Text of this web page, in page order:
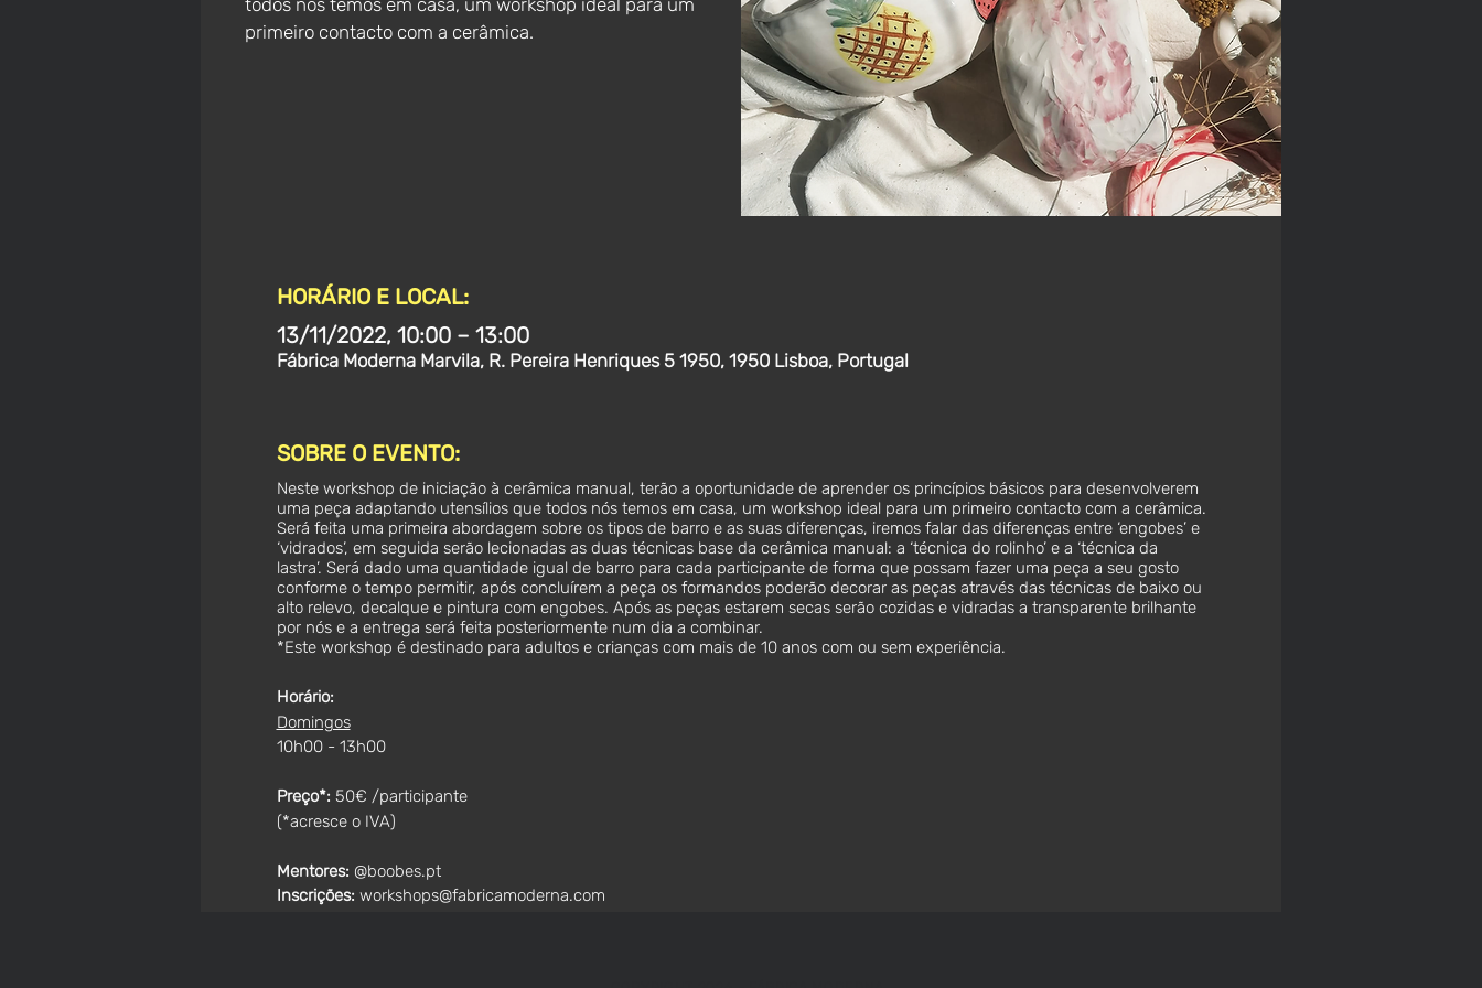
primeiro contacto com a cerâmica.
HORÁRIO E LOCAL:
13/11/2022, 10:00 – 13:00
Fábrica Moderna Marvila, R. Pereira Henriques 5 1950, 1950 Lisboa, Portugal
SOBRE O EVENTO:
Neste workshop de iniciação à cerâmica manual, terão a oportunidade de aprender os princípios básicos para desenvolverem
uma peça adaptando utensílios que todos nós temos em casa, um workshop ideal para um primeiro contacto com a cerâmica.
Será feita uma primeira abordagem sobre os tipos de barro e as suas diferenças, iremos falar das diferenças entre ‘engobes’ e
‘vidrados’, em seguida serão lecionadas as duas técnicas base da cerâmica manual: a ‘técnica do rolinho’ e a ‘técnica da
lastra’. Será dado uma quantidade igual de barro para cada participante de forma que possam fazer uma peça a seu gosto
conforme o tempo permitir, após concluírem a peça os formandos poderão decorar as peças através das técnicas de baixo ou
alto relevo, decalque e pintura com engobes. Após as peças estarem secas serão cozidas e vidradas a transparente brilhante
por nós e a entrega será feita posteriormente num dia a combinar.
*Este workshop é destinado para adultos e crianças com mais de 10 anos com ou sem experiência.
Horário:
Domingos
10h00 - 13h00
Preço*: 50€ /participante
(*acresce o IVA)
Mentores: @boobes.pt
Inscrições: workshops@fabricamoderna.com